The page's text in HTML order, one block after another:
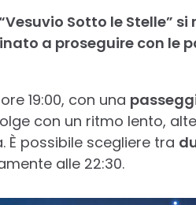
Sotto le Stelle”
a proseguire con le
19:00, con una
con un ritmo lento,
È possibile scegliere tra
alle 22:30.